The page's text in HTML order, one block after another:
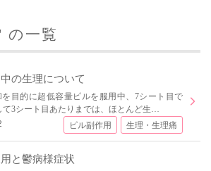
の一覧
の生理について
目的に超低容量ピルを服用中、7シート目で
て3シート目あたりまでは、ほとんど生…
ピル副作用 生理・生理痛
と鬱病様症状